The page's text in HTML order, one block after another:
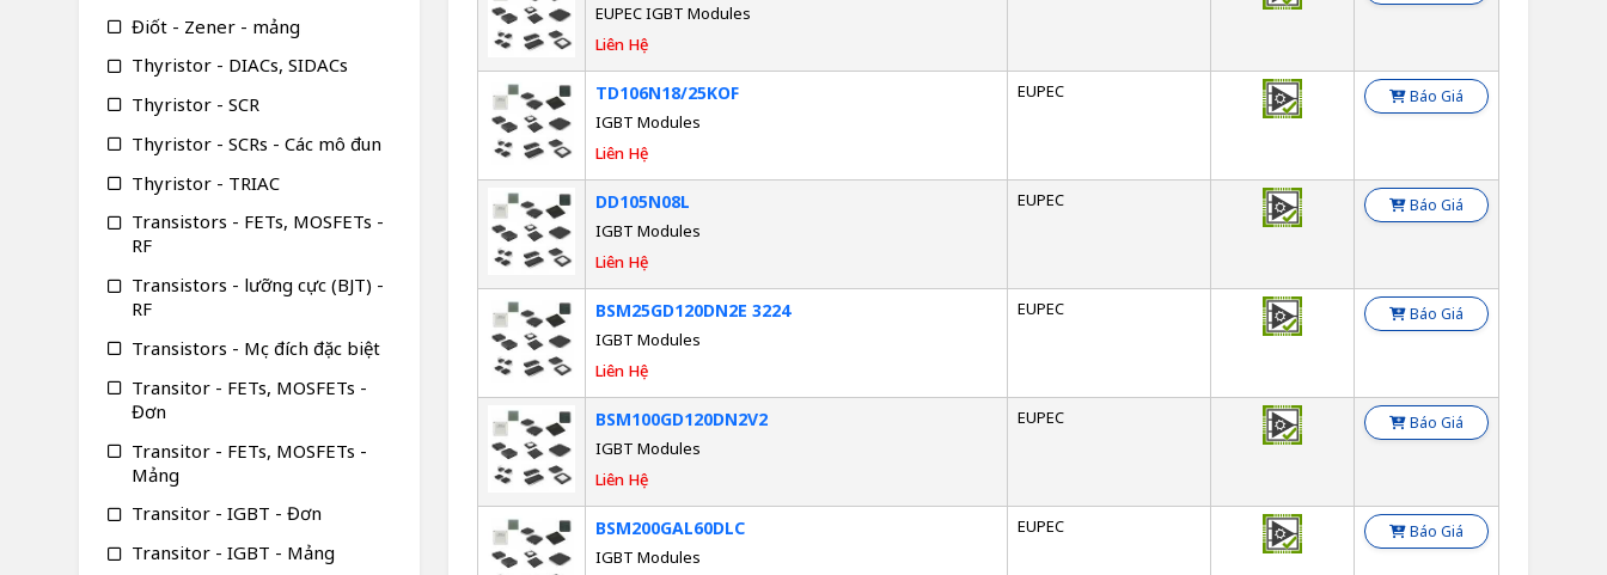
EUPEC IGBT Modules
Liên Hệ
TD106N18/25KOF
IGBT Modules
Liên Hệ
EUPEC Báo Giá
DD105N08L
IGBT Modules
Liên Hệ
EUPEC Báo Giá
BSM25GD120DN2E 3224
IGBT Modules
Liên Hệ
EUPEC Báo Giá
BSM100GD120DN2V2
IGBT Modules
Liên Hệ
EUPEC Báo Giá
BSM200GAL60DLC
IGBT Modules
EUPEC Báo Giá
Điốt - Zener - mảng
Thyristor - DIACs, SIDACs
Thyristor - SCR
Thyristor - SCRs - Các mô đun
Thyristor - TRIAC
Transistors - FETs, MOSFETs -
RF
Transistors - lưỡng cực (BJT) -
RF
Transistors - Mục đích đặc biệt
Transitor - FETs, MOSFETs -
Đơn
Transitor - FETs, MOSFETs -
Mảng
Transitor - IGBT - Đơn
Transitor - IGBT - Mảng